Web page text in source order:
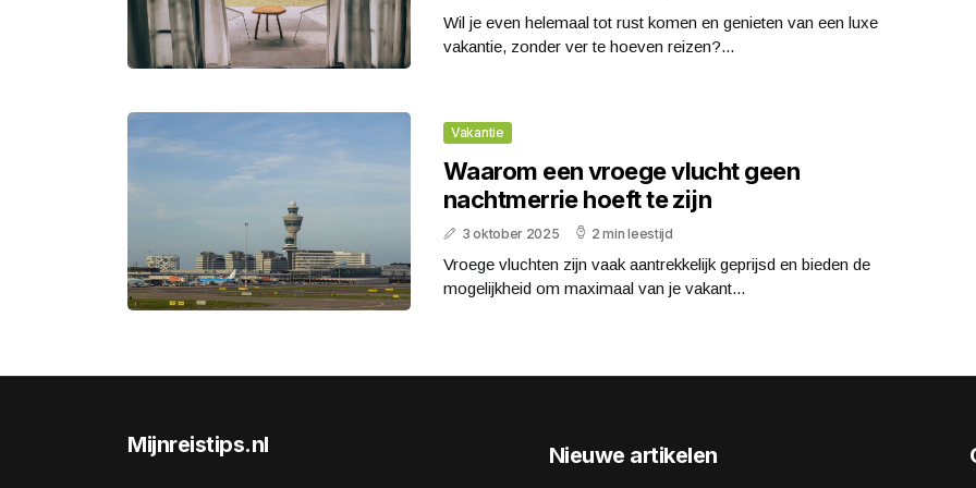
Wil je even helemaal tot rust komen en genieten van een luxe
vakantie, zonder ver te hoeven reizen?...
Vakantie
Waarom een vroege vlucht geen
nachtmerrie hoeft te zijn
3 oktober 2025 2 min leestijd
Vroege vluchten zijn vaak aantrekkelijk geprijsd en bieden de
mogelijkheid om maximaal van je vakant...
Mijnreistips.nl Nieuwe artikelen